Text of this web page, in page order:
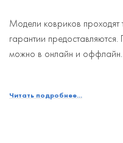
Модели ковриков
гарантии
можно в онлайн и оффлайн.
Читать подробнее...